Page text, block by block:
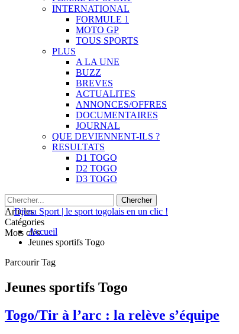
INTERNATIONAL
FORMULE 1
MOTO GP
TOUS SPORTS
PLUS
A LA UNE
BUZZ
BREVES
ACTUALITES
ANNONCES/OFFRES
DOCUMENTAIRES
JOURNAL
QUE DEVIENNENT-ILS ?
RESULTATS
D1 TOGO
D2 TOGO
D3 TOGO
Articles
Catégories
Mots clésAccueil
Jeunes sportifs Togo
Parcourir Tag
Jeunes sportifs Togo
Togo/Tir à l’arc : la relève s’équipe